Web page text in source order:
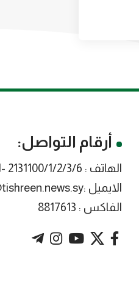
أرقام التواصل:
الهاتف : 2131100/1/2/3/6 -011
الايميل :admin@tishreen.news.sy
الفاكس : 8817613